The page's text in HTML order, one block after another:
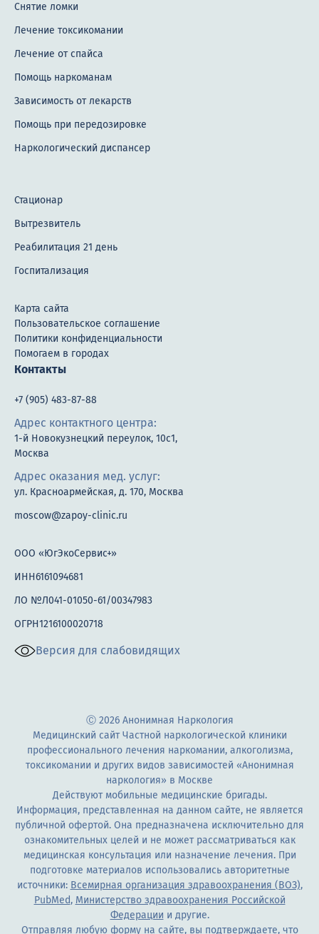
Карта сайта
Пользовательское соглашение
Политики конфиденциальности
Помогаем в городах
Контакты
+7 (905) 483-87-88
Адрес контактного центра:
1-й Новокузнецкий переулок, 10с1,
Москва
Адрес оказания мед. услуг:
ул. Красноармейская, д. 170, Москва
moscow@zapoy-clinic.ru
ООО «ЮгЭкоСервис+»
ИНН6161094681
ЛО №Л041-01050-61/00347983
ОГРН1216100020718
Версия для слабовидящих
Снятие ломки
Лечение токсикомании
Лечение от спайса
Помощь наркоманам
Зависимость от лекарств
Помощь при передозировке
Наркологический диспансер
Стационар
Вытрезвитель
Реабилитация 21 день
Госпитализация
Ⓒ 2026 Анонимная Наркология
Медицинский сайт Частной наркологической клиники
профессионального лечения наркомании, алкоголизма,
токсикомании и других видов зависимостей «Анонимная
наркология» в Москве
Действуют мобильные медицинские бригады.
Информация, представленная на данном сайте, не является
публичной офертой. Она предназначена исключительно для
ознакомительных целей и не может рассматриваться как
медицинская консультация или назначение лечения. При
подготовке материалов использовались авторитетные
источники: Всемирная организация здравоохранения (ВОЗ),
PubMed, Министерство здравоохранения Российской
Федерации и другие.
Отправляя любую форму на сайте, вы подтверждаете, что